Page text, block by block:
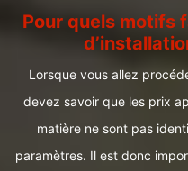
Pour quels motifs
Lorsque vous allez
devez savoir que les prix
matière ne sont pas
paramètres. Il est donc